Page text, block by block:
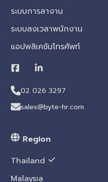
ระบบการลางาน
ระบบลงเวลาพนักงาน
แอปพลิเคชันโทรศัพท์
02 026 3297
sales@byte-hr.com
Region
Thailand
Malaysia